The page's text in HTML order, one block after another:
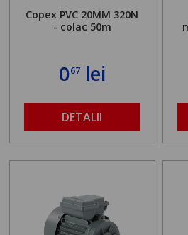
Copex PVC 20MM 320N
- colac 50m
067lei
DETALII